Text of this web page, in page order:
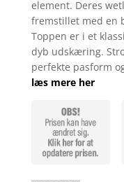
element. Deres
fremstillet med en
Toppen er i et
dyb udskæring.
perfekte pasform
læs mere her